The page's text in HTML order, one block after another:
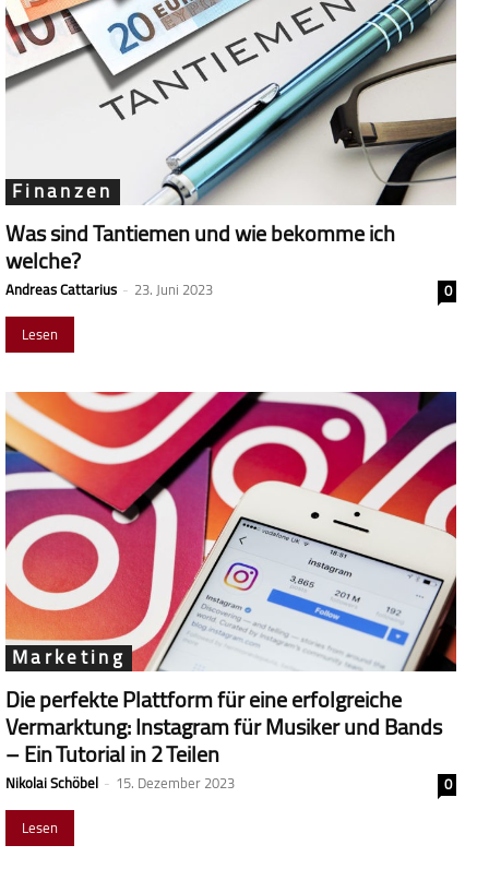
Finanzen
Was sind Tantiemen und wie bekomme ich
welche?
Andreas Cattarius - 23. Juni 2023
0
Lesen
Marketing
Die perfekte Plattform für eine erfolgreiche
Vermarktung: Instagram für Musiker und Bands
– Ein Tutorial in 2 Teilen
Nikolai Schöbel - 15. Dezember 2023
0
Lesen